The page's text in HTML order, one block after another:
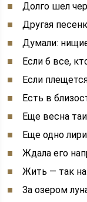
Долго шел
Другая
Думали:
Если б все,
Если
Есть в
Еще весна
Еще одно
Ждала его
Жить — так
За озером